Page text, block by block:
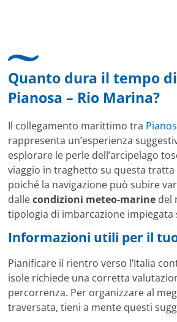
Quanto dura il tempo
Pianosa – Rio Marina?
Il collegamento marittimo tra
rappresenta un’esperienza
esplorare le perle dell’arcipelago
viaggio in traghetto su questa tratta
poiché la navigazione può subire
dallecondizioni meteo-marine del
tipologia di imbarcazione impiegata
Informazioni utili per il
Pianificare il rientro verso l’Italia
isole richiede una corretta
percorrenza. Per organizzare al
traversata, tieni a mente questi